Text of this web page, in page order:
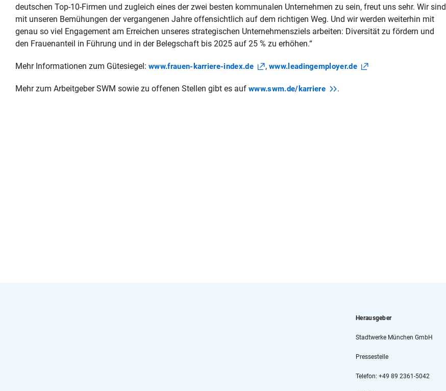
deutschen Top-10-Firmen und zugleich eines der zwei besten kommunalen Unternehmen zu sein, freut uns sehr. Wir sind
mit unseren Bemühungen der vergangenen Jahre offensichtlich auf dem richtigen Weg. Und wir werden weiterhin mit
genau so viel Engagement am Erreichen unseres strategischen Unternehmensziels arbeiten: Diversität zu fördern und
den Frauenanteil in Führung und in der Belegschaft bis 2025 auf 25 % zu erhöhen.“
Mehr Informationen zum Gütesiegel: www.frauen-karriere-index.de , www.leadingemployer.de
Mehr zum Arbeitgeber SWM sowie zu offenen Stellen gibt es auf www.swm.de/karriere .
Herausgeber
Stadtwerke München GmbH
Pressestelle
Telefon: +49 89 2361-5042